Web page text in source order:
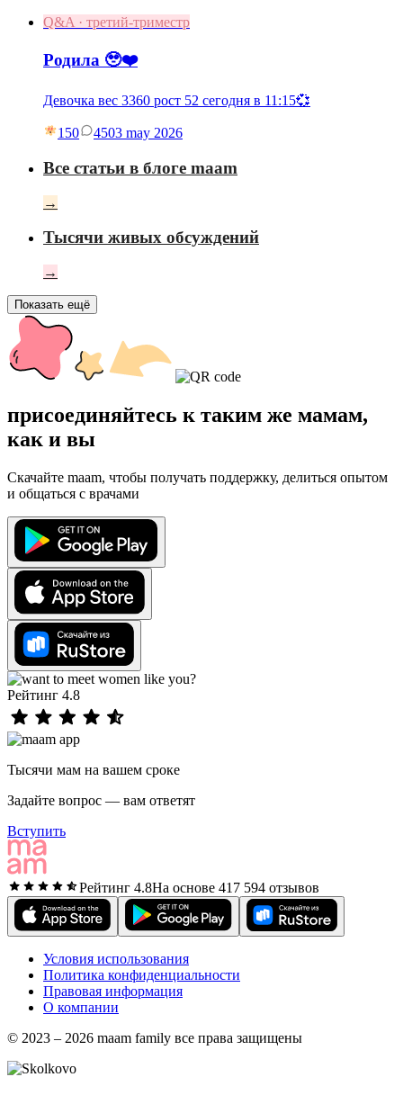
Q&A · третий-триместр
Родила 🥹❤️
Девочка вес 3360 рост 52 сегодня в 11:15💞
150 4503 may 2026
Все статьи в блоге maam
→
Тысячи живых обсуждений
→
Показать ещё
присоединяйтесь к таким же мамам,
как и вы
Скачайте maam, чтобы получать поддержку, делиться опытом
и общаться с врачами
Рейтинг 4.8
Тысячи мам на вашем сроке
Задайте вопрос — вам ответят
Вступить
Рейтинг 4.8На основе 417 594 отзывов
Условия использования
Политика конфиденциальности
Правовая информация
О компании
© 2023 – 2026 maam family все права защищены